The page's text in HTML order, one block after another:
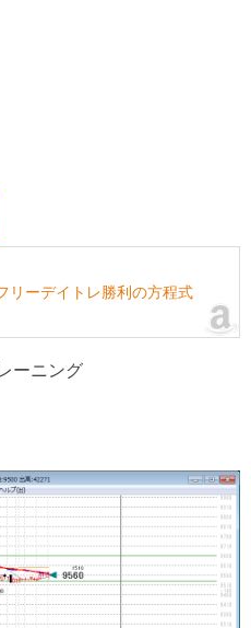
リーデイトレ勝利の方程式
ーニング